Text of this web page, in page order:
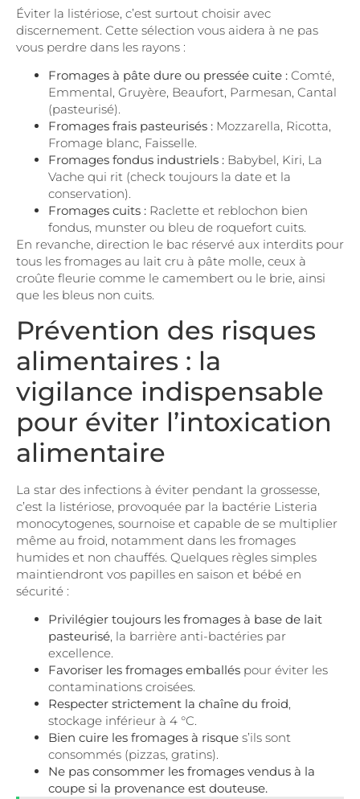
Éviter la listériose, c’est surtout choisir avec
discernement. Cette sélection vous aidera à ne pas
vous perdre dans les rayons :
Fromages à pâte dure ou pressée cuite : Comté,
Emmental, Gruyère, Beaufort, Parmesan, Cantal
(pasteurisé).
Fromages frais pasteurisés : Mozzarella, Ricotta,
Fromage blanc, Faisselle.
Fromages fondus industriels : Babybel, Kiri, La
Vache qui rit (check toujours la date et la
conservation).
Fromages cuits : Raclette et reblochon bien
fondus, munster ou bleu de roquefort cuits.
En revanche, direction le bac réservé aux interdits pour
tous les fromages au lait cru à pâte molle, ceux à
croûte fleurie comme le camembert ou le brie, ainsi
que les bleus non cuits.
Prévention des risques
alimentaires : la
vigilance indispensable
pour éviter l’intoxication
alimentaire
La star des infections à éviter pendant la grossesse,
c’est la listériose, provoquée par la bactérie Listeria
monocytogenes, sournoise et capable de se multiplier
même au froid, notamment dans les fromages
humides et non chauffés. Quelques règles simples
maintiendront vos papilles en saison et bébé en
sécurité :
Privilégier toujours les fromages à base de lait
pasteurisé, la barrière anti-bactéries par
excellence.
Favoriser les fromages emballés pour éviter les
contaminations croisées.
Respecter strictement la chaîne du froid,
stockage inférieur à 4 °C.
Bien cuire les fromages à risque s’ils sont
consommés (pizzas, gratins).
Ne pas consommer les fromages vendus à la
coupe si la provenance est douteuse.